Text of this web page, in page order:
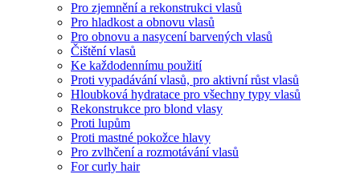
Pro zjemnění a rekonstrukci vlasů
Pro hladkost a obnovu vlasů
Pro obnovu a nasycení barvených vlasů
Čištění vlasů
Ke každodennímu použití
Proti vypadávání vlasů, pro aktivní růst vlasů
Hloubková hydratace pro všechny typy vlasů
Rekonstrukce pro blond vlasy
Proti lupům
Proti mastné pokožce hlavy
Pro zvlhčení a rozmotávání vlasů
For curly hair